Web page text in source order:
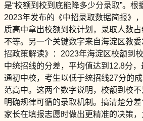
是“校额到校到底能降多少分录取”。根
2023年发布的《中招录取数据简报》
质高中拿出校额到校计划，录取人数
不等。另一个关键数字来自海淀区教
招政策解读》：2023年海淀区校额到
中统招线的分差，平均值达到12.8分
通初中校，考生以低于统招线27分的
范高中。这两个数字说明，校额到校不
明确规律可循的录取机制。搞清楚分差
家长在填报志愿时做出更精准的决策